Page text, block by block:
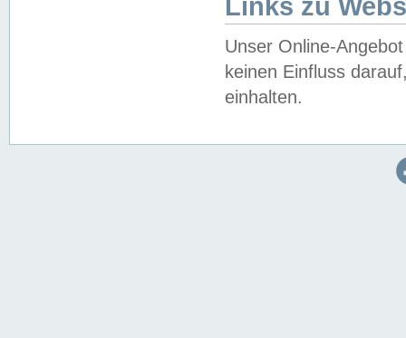
Links zu
Unser Online-
keinen Einfluss
einhalten.